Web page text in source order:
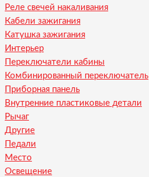
Реле свечей накаливания
Кабели зажигания
Катушка зажигания
Интерьер
Переключатели кабины
Комбинированный переключатель
Приборная панель
Внутренние пластиковые детали
Рычаг
Другие
Педали
Место
Освещение